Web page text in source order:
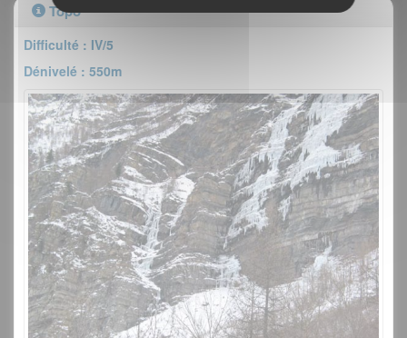
Topo
Difficulté : IV/5
Dénivelé : 550m